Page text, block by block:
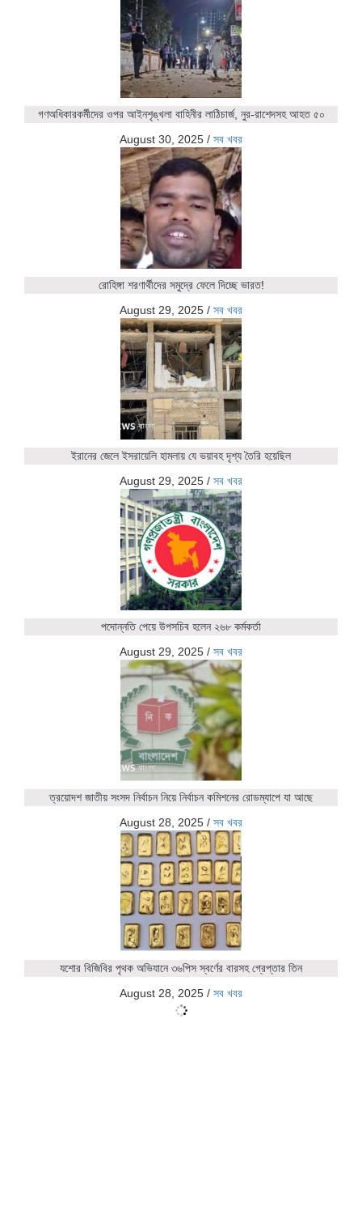
গণঅধিকারকর্মীদের ওপর আইনশৃঙ্খলা বাহিনীর লাঠিচার্জ, নুর-রাশেদসহ আহত ৫০
August 30, 2025 / সব খবর
রোহিঙ্গা শরণার্থীদের সমুদ্রে ফেলে দিচ্ছে ভারত!
August 29, 2025 / সব খবর
ইরানের জেলে ইসরায়েলি হামলায় যে ভয়াবহ দৃশ্য তৈরি হয়েছিল
August 29, 2025 / সব খবর
পদোন্নতি পেয়ে উপসচিব হলেন ২৬৮ কর্মকর্তা
August 29, 2025 / সব খবর
ত্রয়োদশ জাতীয় সংসদ নির্বাচন নিয়ে নির্বাচন কমিশনের রোডম্যাপে যা আছে
August 28, 2025 / সব খবর
যশোর বিজিবির পৃথক অভিযানে ৩৬পিস স্বর্ণের বারসহ গ্রেপ্তার তিন
August 28, 2025 / সব খবর